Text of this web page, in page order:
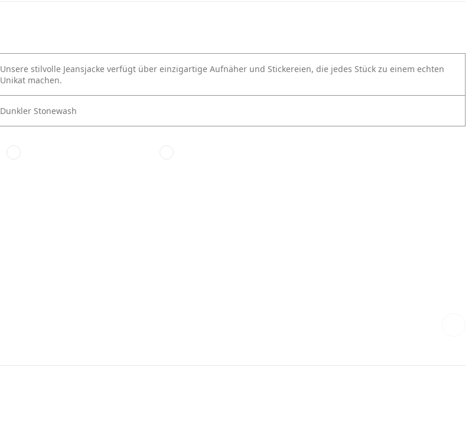
Unsere stilvolle Jeansjacke verfügt über einzigartige Aufnäher und Stickereien, die jedes Stück zu einem echten
Unikat machen.
Dunkler Stonewash